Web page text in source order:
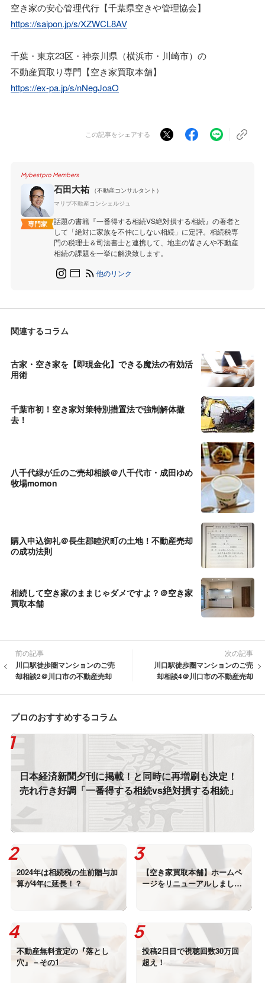
空き家の安心管理代行【千葉県空きや管理協会】
https://saipon.jp/s/XZWCL8AV
千葉・東京23区・神奈川県（横浜市・川崎市）の
不動産買取り専門【空き家買取本舗】
https://ex-pa.jp/s/nNegJoaO
この記事をシェアする
Mybestpro Members
専門家
石田大祐
（不動産コンサルタント）
マリブ不動産コンシェルジュ
話題の書籍『一番得する相続VS絶対損する相続』の著者と
して「絶対に家族を不仲にしない相続」に定評。相続税専
門の税理士＆司法書士と連携して、地主の皆さんや不動産
相続の課題を一挙に解決致します。
他のリンク
関連するコラム
古家・空き家を【即現金化】できる魔法の有効活
用術
千葉市初！空き家対策特別措置法で強制解体撤
去！
八千代緑が丘のご売却相談＠八千代市・成田ゆめ
牧場momon
購入申込御礼＠長生郡睦沢町の土地！不動産売却
の成功法則
相続して空き家のままじゃダメですよ？＠空き家
買取本舗
前の記事
川口駅徒歩圏マンションのご売
却相談2＠川口市の不動産売却
次の記事
川口駅徒歩圏マンションのご売
却相談4＠川口市の不動産売却
プロのおすすめするコラム
日本経済新聞夕刊に掲載！と同時に再増刷も決定！
売れ行き好調「一番得する相続vs絶対損する相続」
2024年は相続税の生前贈与加
算が4年に延長！？
【空き家買取本舗】ホームペ
ージをリニューアルしまし
不動産無料査定の『落とし
穴』－その1
投稿2日目で視聴回数30万回
超え！